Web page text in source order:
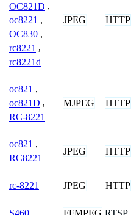
OC821D ,
oc8221 ,
OC830 ,
rc8221 ,
rc8221d
JPEG HTTP
oc821 ,
oc821D ,
RC-8221
MJPEG HTTP
oc821 ,
RC8221
JPEG HTTP
rc-8221 JPEG HTTP
S460 FFMPEG RTSP